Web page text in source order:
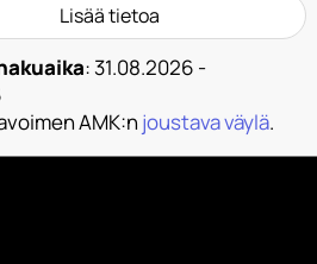
Lisää tietoa
: 31.08.2026 -
AMK:n joustava väylä.